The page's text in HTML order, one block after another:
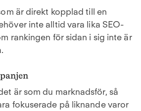
är direkt kopplad till en
inte alltid vara lika SEO-
rankingen för sidan i sig inte är
är som du marknadsför, så
fokuserade på liknande varor